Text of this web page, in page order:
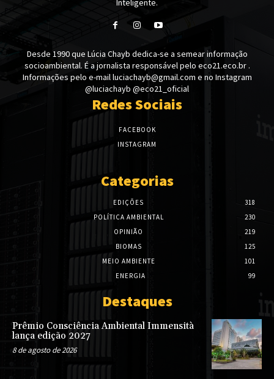
Inteligente.
Desde 1990 que Lúcia Chayb dedica-se a semear informação
socioambiental. É a jornalista responsável pelo eco21.eco.br .
Informações pelo e-mail luciachayb@gmail.com e no Instagram
@luciachayb @eco21_oficial
Redes Sociais
FACEBOOK
INSTAGRAM
Categorias
EDIÇÕES
318
POLÍTICA AMBIENTAL
230
OPINIÃO
219
BIOMAS
125
MEIO AMBIENTE
101
ENERGIA
99
Destaques
Prêmio Consciência Ambiental Immensità
lança edição 2027
8 de agosto de 2026